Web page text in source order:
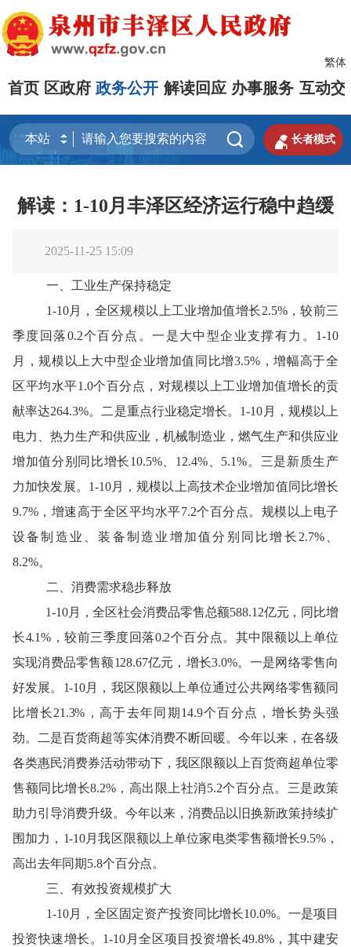
繁体
首页 区政府 政务公开 解读回应 办事服务 互动交
  长者模式
解读：1-10月丰泽区经济运行稳中趋缓
2025-11-25 15:09
一 工业生产保持稳定
1-10月，全区规模以上工业增加值增长2.5%，较前三
季度回落0.2个百分点。一是大中型企业支撑有力。1-10
月，规模以上大中型企业增加值同比增3.5%，增幅高于全
区平均水平1.0个百分点，对规模以上工业增加值增长的贡
献率达264.3%。二是重点行业稳定增长。1-10月，规模以上
电力、热力生产和供应业，机械制造业，燃气生产和供应业
增加值分别同比增长10.5%、12.4%、5.1%。三是新质生产
力加快发展。1-10月，规模以上高技术企业增加值同比增长
9.7%，增速高于全区平均水平7.2个百分点。规模以上电子
设备制造业、装备制造业增加值分别同比增长2.7%、
8.2%。
二
消费需求稳步释放
1-10月，全区社会消费品零售总额588.12亿元，同比增
长4.1%，较前三季度回落0.2个百分点。 其中限额以上单位
实现消费品零售额128.67亿元，增长3.0%。一是网络零售向
好发展。 1-10月，我区限额以上单位通过公共网络零售额同
比增长21.3%，高于去年同期14.9个百分点，增长势头强
劲。二是百货商超等实体消费不断回暖。今年以来，在各级
各类惠民消费券活动带动下，我区限额以上百货商超单位零
售额同比增长8.2%，高出限上社消5.2个百分点。三是政策
助力引导消费升级。今年以来，消费品以旧换新政策持续扩
围加力， 1-10月我区限额以上单位家电类零售额增长9.5%，
高出去年同期5.8个百分点。
三
有效投资规模扩大
1-10月，全区固定资产投资同比增长10.0%。 一是项目
投资快速增长。 1-10 月全区项目投资增长49.8%，其中建安